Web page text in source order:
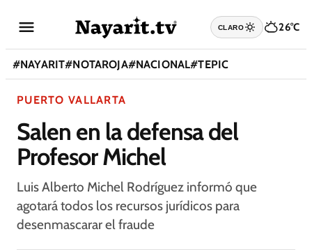
CLARO 26°C
#NAYARIT#NOTAROJA#NACIONAL#TEPIC
PUERTO VALLARTA
Salen en la defensa del
Profesor Michel
Luis Alberto Michel Rodríguez informó que
agotará todos los recursos jurídicos para
desenmascarar el fraude